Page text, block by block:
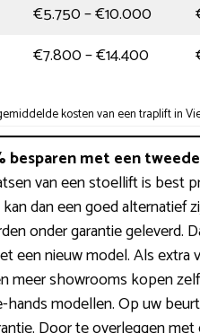
€5.750 – €10.000
€7.800 – €14.400
kosten van een traplift in
besparen met een
van een stoellift is best
dan een goed alternatief
onder garantie geleverd.
een nieuw model. Als
meer showrooms kopen
hands modellen. Op uw